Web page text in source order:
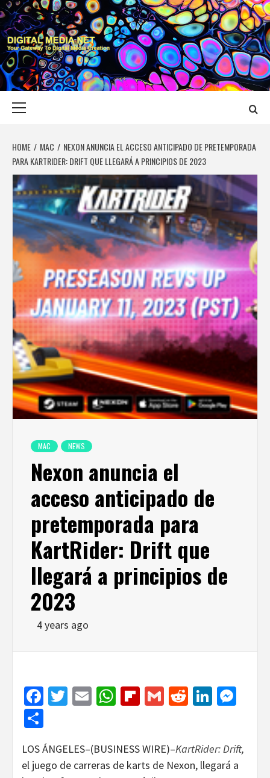
Skip
to
content
DIGITAL MEDIA
YOUR GATEWAY TO DIGITAL MEDIA CREATION
HOME MAC
NEXON ANUNCIA EL ACCESO ANTICIPADO DE PRETEMPORADA
PARA KARTRIDER: DRIFT QUE LLEGARÁ A PRINCIPIOS DE 2023
MAC NEWS
Nexon anuncia el
acceso anticipado de
pretemporada para
KartRider: Drift que
llegará a principios de
2023
4 years ago
Facebook
Twitter
EmailWhatsApp
Flipboard
GmailReddit
LOS ÁNGELES–(BUSINESS WIRE)–KartRider: Drift,
el juego de carreras de karts de Nexon, llegará a